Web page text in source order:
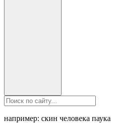
например: скин человека паука